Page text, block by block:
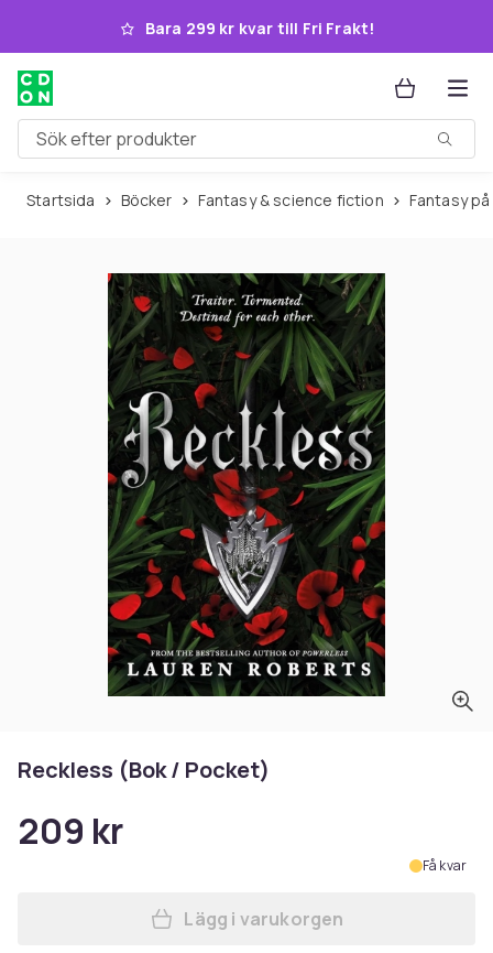
Hoppa till huvudinnehållet
Bara 299 kr kvar till Fri Frakt!
Sök efter produkter
Startsida Böcker Fantasy & science fiction Fantasy
Reckless (Bok / Pocket)
209 kr
Få kvar
Lägg till Reckless (Bok /
Lägg i varukorgen